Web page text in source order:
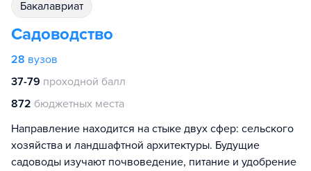
бакалавриат
Садоводство
28 вузов
37-79 проходной балл
872 бюджетных места
Направление находится на стыке двух сфер: сельского
хозяйства и ландшафтной архитектуры. Будущие
садоводы изучают почвоведение, питание и удобрение